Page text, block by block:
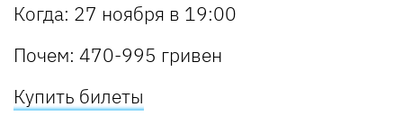
Когда: 27 ноября в 19:00
Почем: 470-995 гривен
Купить билеты